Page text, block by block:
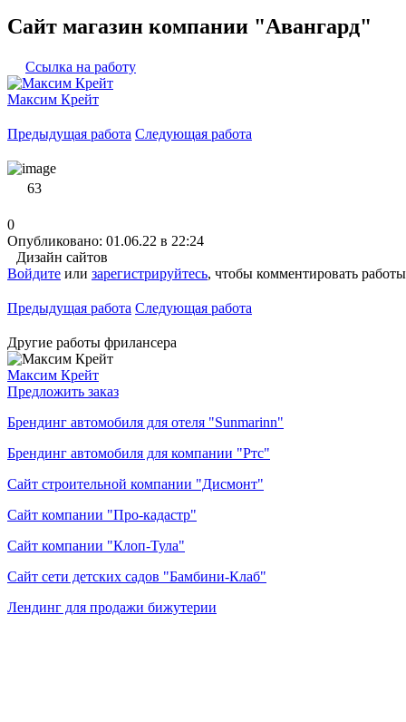
Сайт магазин компании "Авангард"
Ссылка на работу
Максим Крейт
Предыдущая работа Следующая работа
63
0
Опубликовано: 01.06.22 в 22:24
Дизайн сайтов
Войдите или зарегистрируйтесь, чтобы комментировать
Предыдущая работа Следующая работа
Другие работы фрилансера
Максим Крейт
Предложить заказ
Брендинг автомобиля для отеля "Sunmarinn"
Брендинг автомобиля для компании "Ртс"
Сайт строительной компании "Дисмонт"
Сайт компании "Про-кадастр"
Сайт компании "Клоп-Тула"
Сайт сети детских садов "Бамбини-Клаб"
Лендинг для продажи бижутерии